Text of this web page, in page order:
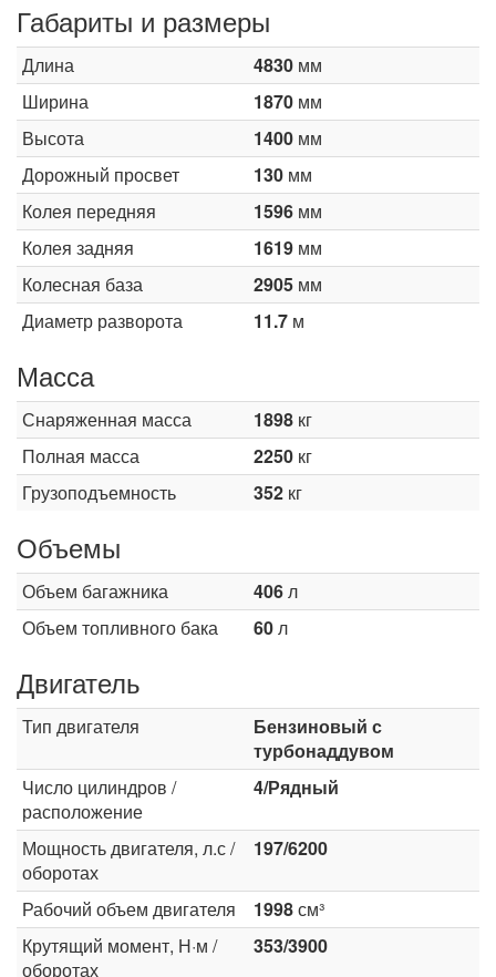
Габариты и размеры
Длина 4830 мм
Ширина
1870 мм
Высота
1400 мм
Дорожный просвет
130 мм
Колея передняя
1596 мм
Колея задняя
1619 мм
Колесная база
2905 мм
Диаметр разворота
11.7 м
Масса
Снаряженная масса 1898 кг
Полная масса
2250 кг
Грузоподъемность
352 кг
Объемы
Объем багажника 406л
Объем топливного бака
60л
Двигатель
Тип двигателя
Бензиновый с
турбонаддувом
Число цилиндров /
расположение
4/Рядный
Мощность двигателя, л.с /
оборотах
197/6200
Рабочий объем двигателя 1998см³
Крутящий момент, Н·м /
оборотах
353/3900